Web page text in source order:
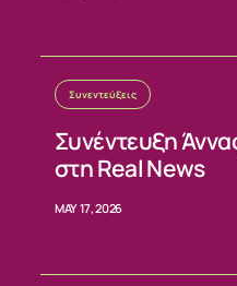
Συνεντεύξεις
Συνέντευξη
στη Real News
MAY 17, 2026